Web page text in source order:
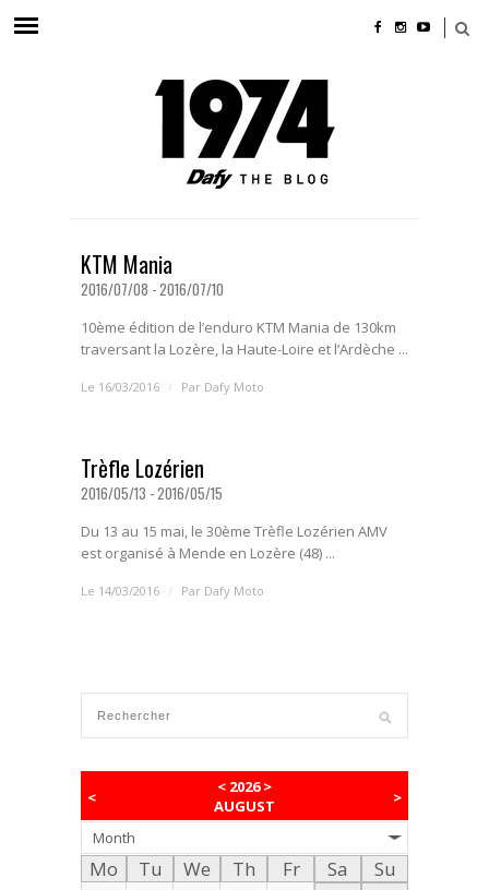
KTM Mania
2016/07/08 - 2016/07/10
10ème édition de l’enduro KTM Mania de 130km
traversant la Lozère, la Haute-Loire et l’Ardèche ...
Le 16/03/2016 / Par Dafy Moto
Trèfle Lozérien
2016/05/13 - 2016/05/15
Du 13 au 15 mai, le 30ème Trèfle Lozérien AMV
est organisé à Mende en Lozère (48) ...
Le 14/03/2016 / Par Dafy Moto
<
< 2026>
AUGUST
>
Month
Mo Tu We Th Fr Sa Su